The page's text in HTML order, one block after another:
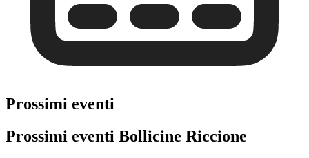
Prossimi eventi
Prossimi eventi Bollicine Riccione